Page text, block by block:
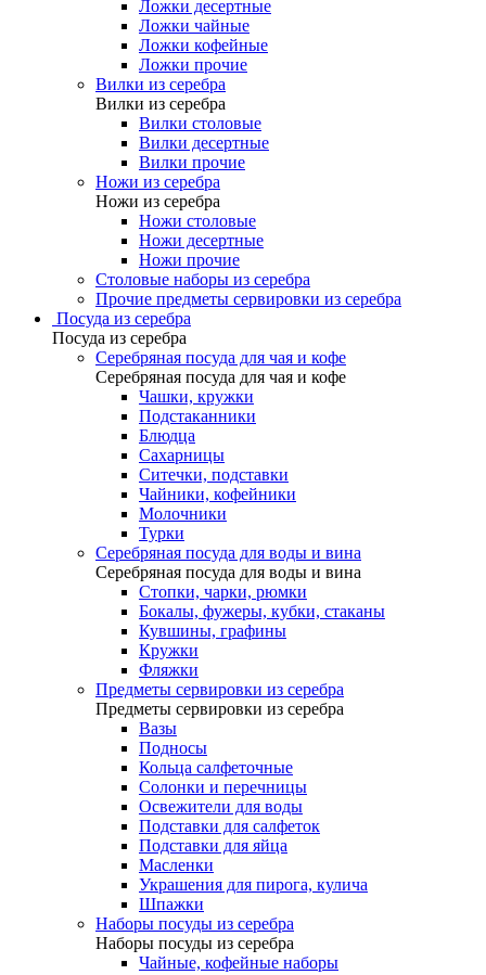
Ложки десертные
Ложки чайные
Ложки кофейные
Ложки прочие
Вилки из серебра
Вилки из серебра
Вилки столовые
Вилки десертные
Вилки прочие
Ножи из серебра
Ножи из серебра
Ножи столовые
Ножи десертные
Ножи прочие
Столовые наборы из серебра
Прочие предметы сервировки из серебра
Посуда из серебра
Посуда из серебра
Серебряная посуда для чая и кофе
Серебряная посуда для чая и кофе
Чашки, кружки
Подстаканники
Блюдца
Сахарницы
Ситечки, подставки
Чайники, кофейники
Молочники
Турки
Серебряная посуда для воды и вина
Серебряная посуда для воды и вина
Стопки, чарки, рюмки
Бокалы, фужеры, кубки, стаканы
Кувшины, графины
Кружки
Фляжки
Предметы сервировки из серебра
Предметы сервировки из серебра
Вазы
Подносы
Кольца салфеточные
Солонки и перечницы
Освежители для воды
Подставки для салфеток
Подставки для яйца
Масленки
Украшения для пирога, кулича
Шпажки
Наборы посуды из серебра
Наборы посуды из серебра
Чайные, кофейные наборы